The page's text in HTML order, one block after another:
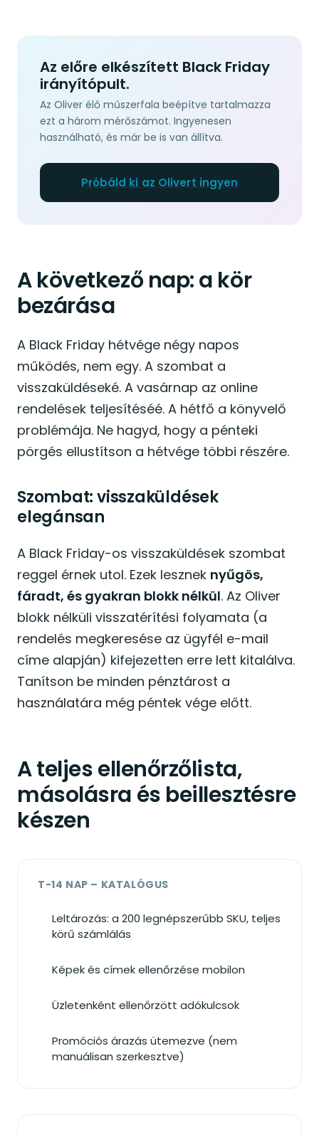
Az előre elkészített Black Friday
irányítópult.
Az Oliver élő műszerfala beépítve tartalmazza
ezt a három mérőszámot. Ingyenesen
használható, és már be is van állítva.
Próbáld ki az Olivert ingyen
A következő nap: a kör
bezárása
A Black Friday hétvége négy napos
működés, nem egy. A szombat a
visszaküldéseké. A vasárnap az online
rendelések teljesítéséé. A hétfő a könyvelő
problémája. Ne hagyd, hogy a pénteki
pörgés ellustítson a hétvége többi részére.
Szombat: visszaküldések
elegánsan
A Black Friday-os visszaküldések szombat
reggel érnek utol. Ezek lesznek nyűgös,
fáradt, és gyakran blokk nélkül. Az Oliver
blokk nélküli visszatérítési folyamata (a
rendelés megkeresése az ügyfél e-mail
címe alapján) kifejezetten erre lett kitalálva.
Tanítson be minden pénztárost a
használatára még péntek vége előtt.
A teljes ellenőrzőlista,
másolásra és beillesztésre
készen
T-14 NAP – KATALÓGUS
Leltározás: a 200 legnépszerűbb SKU, teljes
körű számlálás
Képek és címek ellenőrzése mobilon
Üzletenként ellenőrzött adókulcsok
Promóciós árazás ütemezve (nem
manuálisan szerkesztve)